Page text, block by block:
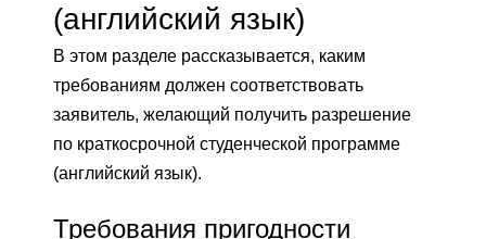
(английский язык)
В этом разделе рассказывается, каким
требованиям должен соответствовать
заявитель, желающий получить разрешение
по краткосрочной студенческой программе
(английский язык).
Требования пригодности